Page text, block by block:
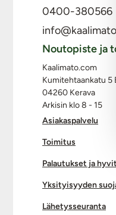
0400-380566
Asiakaspalvelu
Toimitus
Palautukset ja
Yksityisyyden
Lähetysseuranta
Noutopiste ja
Kaalimato.com
Kumitehtaankatu 5
04260 Kerava
Arkisin klo 8 - 15